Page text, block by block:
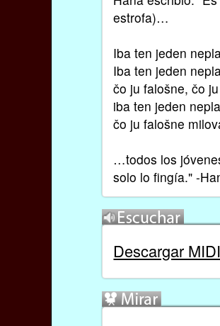
estrofa)…
Iba ten jeden
Iba ten jeden
čo ju falošne, čo
iba ten jeden
čo ju falošne
…todos los
solo lo fingía." -
Descargar MIDI